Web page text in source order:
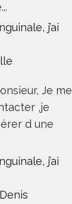
j’ai
Je me
,je
d une
j’ai